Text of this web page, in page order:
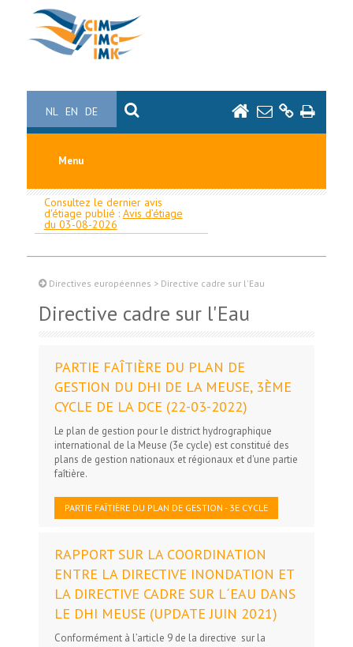
NL EN DE
Menu
Consultez le dernier avis
d'étiage publié : Avis d’étiage
du 03-08-2026
Directives européennes > Directive cadre sur l'Eau
Directive cadre sur l'Eau
PARTIE FAÎTIÈRE DU PLAN DE
GESTION DU DHI DE LA MEUSE, 3ÈME
CYCLE DE LA DCE (22-03-2022)
Le plan de gestion pour le district hydrographique
international de la Meuse (3e cycle) est constitué des
plans de gestion nationaux et régionaux et d'une partie
faîtière.
PARTIE FAÎTIÈRE DU PLAN DE GESTION - 3E CYCLE
RAPPORT SUR LA COORDINATION
ENTRE LA DIRECTIVE INONDATION ET
LA DIRECTIVE CADRE SUR L´EAU DANS
LE DHI MEUSE (UPDATE JUIN 2021)
Conformément à l’article 9 de la directive sur la